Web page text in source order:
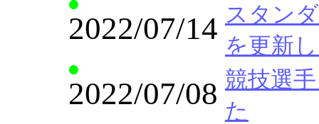
2022/07/14 スタン
を更新
2022/07/08 競技選
た